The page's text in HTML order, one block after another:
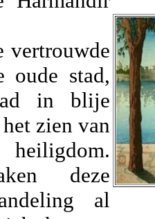
vertrouwde
oude stad,
in blije
zien van
deze
al